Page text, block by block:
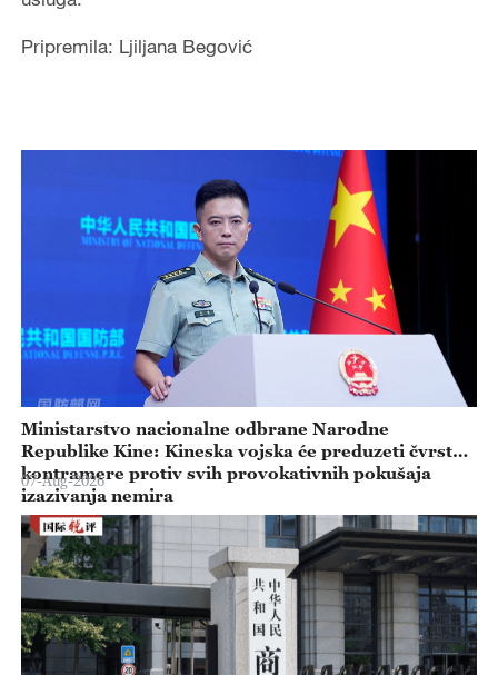
Pripremila: Ljiljana Begović
Ministarstvo nacionalne odbrane Narodne
Republike Kine: Kineska vojska će preduzeti čvrste
kontramere protiv svih provokativnih pokušaja
izazivanja nemira
07-Aug-2026